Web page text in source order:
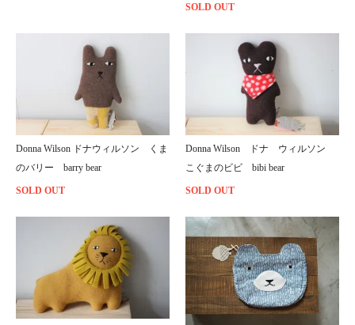
SOLD OUT
Donna Wilson ドナウィルソン くま
のバリー barry bear
SOLD OUT
Donna Wilson ドナ ウィルソン
こぐまのビビ bibi bear
SOLD OUT